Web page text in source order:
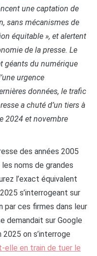
une captation de
sans mécanismes de
équitable », et alertent
de la presse. Le
géants du numérique
urgence
données, le trafic
a chuté d’un tiers à
2024 et novembre
des années 2005
noms de grandes
l’exact équivalent
s’interrogeant sur
par ces firmes dans leur
demandait sur Google
on s’interroge
elle en train de tuer le